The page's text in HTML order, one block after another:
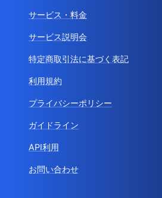
サービス・料金
サービス説明会
特定商取引法に基づく表記
利用規約
プライバシーポリシー
ガイドライン
API利用
お問い合わせ